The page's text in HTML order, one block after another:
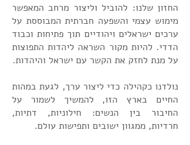
החזון שלנו: להוביל וליצור מרחב המאפשר
מימוש עצמי והשפעה חברתית המבוססת על
ערכים ישראלים ויהודיים תוך פתיחות וכבוד
הדדי. להיות מקור השראה ליהדות התפוצות
על מנת לחזק את הקשר עם ישראל והיהדות.
נולדנו כקהילה כדי ליצור ערך, לגעת במהות
החיים בארץ הזו, להמשיך לשמור על
החיבור בין הנשים: חילוניות, דתיות,
חרדיות, ממגוון ישובים ותפישות עולם.